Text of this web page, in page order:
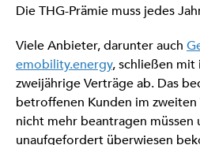
Die THG-Prämie muss jedes
Viele Anbieter, darunter auch
emobility.energy, schließen mit
zweijährige Verträge ab. Das
betroffenen Kunden im
nicht mehr beantragen müssen
unaufgefordert überwiesen